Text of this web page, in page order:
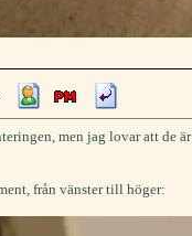
men jag lovar att de
från vänster till höger: